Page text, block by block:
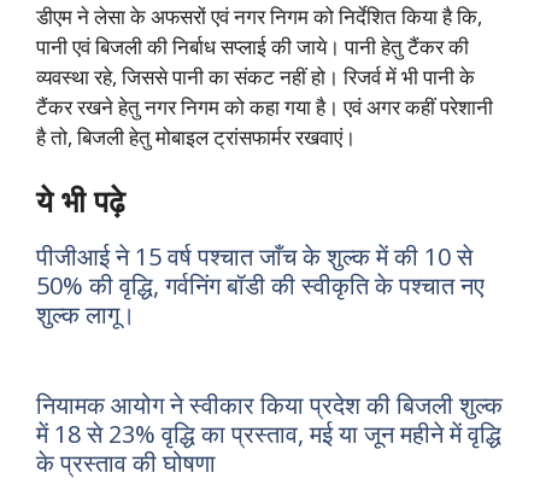
डीएम ने लेसा के अफसरों एवं नगर निगम को निर्देशित किया है कि,
पानी एवं बिजली की निर्बाध सप्लाई की जाये। पानी हेतु टैंकर की
व्यवस्था रहे, जिससे पानी का संकट नहीं हो। रिजर्व में भी पानी के
टैंकर रखने हेतु नगर निगम को कहा गया है। एवं अगर कहीं परेशानी
है तो, बिजली हेतु मोबाइल ट्रांसफार्मर रखवाएं।
ये भी पढ़े
पीजीआई ने 15 वर्ष पश्चात जाँच के शुल्क में की 10 से
50% की वृद्धि, गर्वनिंग बॉडी की स्वीकृति के पश्चात नए
शुल्क लागू।
नियामक आयोग ने स्वीकार किया प्रदेश की बिजली शुल्क
में 18 से 23% वृद्धि का प्रस्ताव, मई या जून महीने में वृद्धि
के प्रस्ताव की घोषणा